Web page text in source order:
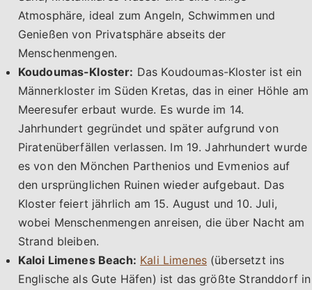
Atmosphäre, ideal zum Angeln, Schwimmen und
Genießen von Privatsphäre abseits der
Menschenmengen.
Koudoumas-Kloster: Das Koudoumas-Kloster ist ein
Männerkloster im Süden Kretas, das in einer Höhle am
Meeresufer erbaut wurde. Es wurde im 14.
Jahrhundert gegründet und später aufgrund von
Piratenüberfällen verlassen. Im 19. Jahrhundert wurde
es von den Mönchen Parthenios und Evmenios auf
den ursprünglichen Ruinen wieder aufgebaut. Das
Kloster feiert jährlich am 15. August und 10. Juli,
wobei Menschenmengen anreisen, die über Nacht am
Strand bleiben.
Kaloi Limenes Beach: Kali Limenes (übersetzt ins
Englische als Gute Häfen) ist das größte Stranddorf in